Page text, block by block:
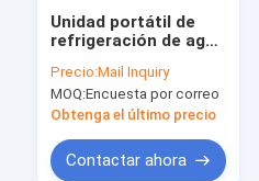
Unidad portátil de
refrigeración de agua
equipos médicos y
de laboratorio
Precio:Mail Inquiry
MOQ:Encuesta por correo
Obtenga el último precio
Contactar ahora